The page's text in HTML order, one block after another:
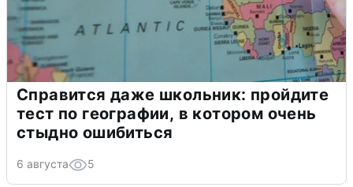
Справится даже школьник: пройдите
тест по географии, в котором очень
стыдно ошибиться
6 августа 5